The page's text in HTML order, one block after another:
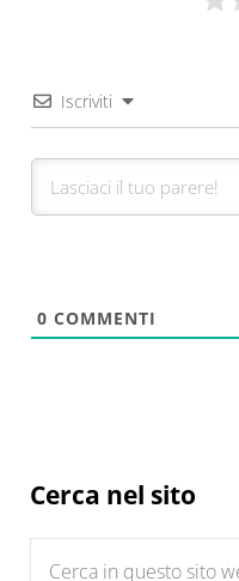
Iscriviti
0 COMMENTI
Sidebar
Cerca nel sito